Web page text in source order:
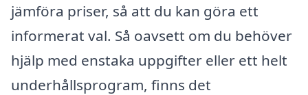
jämföra priser, så att du kan göra ett
informerat val. Så oavsett om du behöver
hjälp med enstaka uppgifter eller ett helt
underhållsprogram, finns det